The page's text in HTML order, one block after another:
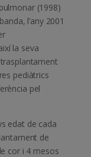
(1998)
l’any 2001
la seva
pediàtrics
pel
edat de cada
de
cor i 4 mesos